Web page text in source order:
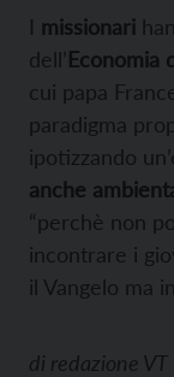
I missionari
dell’Economia
cui papa
paradigma
ipotizzando
anche
“perchè non
incontrare i
il Vangelo ma
di redazione VT